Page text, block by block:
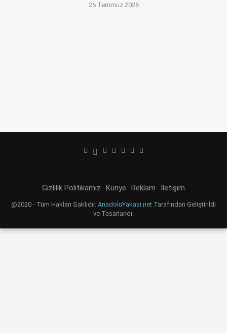
26 Temmuz 2026
Gizlilik Politikamız Künye Reklam İletişim
@2020 - Tüm Hakları Saklıdır. AnadoluYakasi.net Tarafından Geliştirildi
ve Tasarlandı.